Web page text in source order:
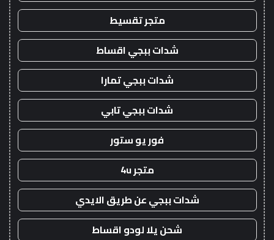
متجر تقسيط
شدات ببجي اقساط
شدات ببجي تمارا
شدات ببجي تابي
فور يو ستور
متجر 4u
شدات ببجي عن طريق الايدي
شحن يلا لودو اقساط